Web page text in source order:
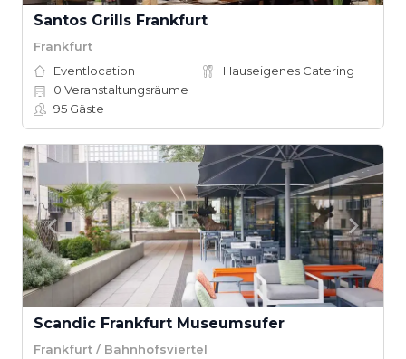
Santos Grills Frankfurt
Frankfurt
Eventlocation
Hauseigenes Catering
0 Veranstaltungsräume
95 Gäste
Scandic Frankfurt Museumsufer
Frankfurt / Bahnhofsviertel